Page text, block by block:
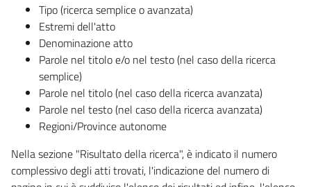
Tipo (ricerca semplice o avanzata)
Estremi dell'atto
Denominazione atto
Parole nel titolo e/o nel testo (nel caso della ricerca
semplice)
Parole nel titolo (nel caso della ricerca avanzata)
Parole nel testo (nel caso della ricerca avanzata)
Regioni/Province autonome
Nella sezione "Risultato della ricerca", è indicato il numero
complessivo degli atti trovati, l'indicazione del numero di